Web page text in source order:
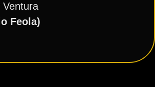
Ventura
Feola)